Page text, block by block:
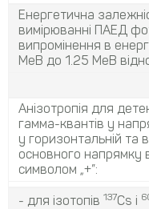
Енергетична
вимірюванні ПАЕД
випромінення в
МеВ до 1.25 МеВ
Анізотропія для
гамма-квантів у
у горизонтальній та
основного напрямку
символом „+”:
- для ізотопів 137Cs і